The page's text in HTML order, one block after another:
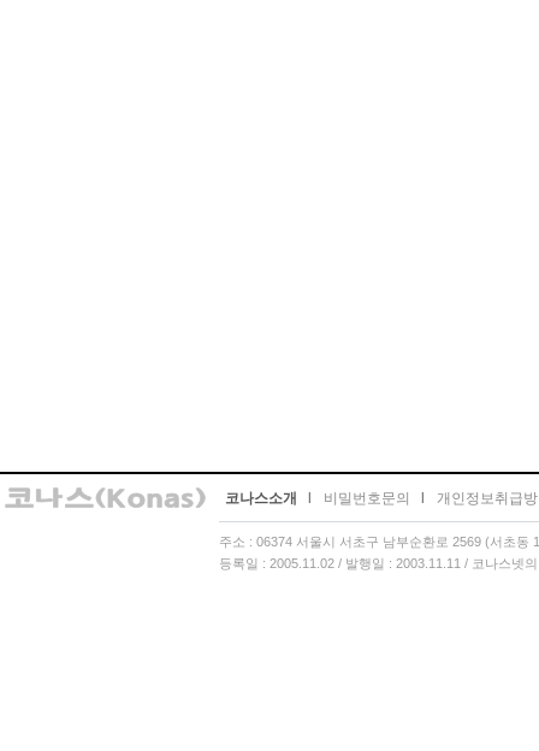
코나스소개 비밀번호문의 개인정보취급
주소 : 06374 서울시 서초구 남부순환로 2569 (서초
등록일 : 2005.11.02 / 발행일 : 2003.11.11 / 코나스넷